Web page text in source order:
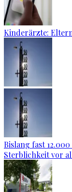
Kinderärzte:
Bislang fast
Sterblichkeit vor